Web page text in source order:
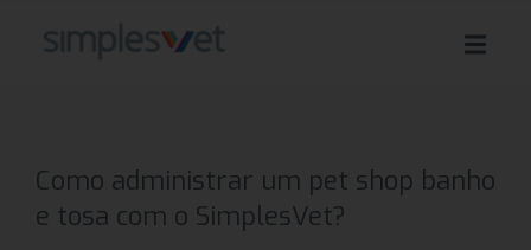
Como administrar um pet shop banho
e tosa com o SimplesVet?